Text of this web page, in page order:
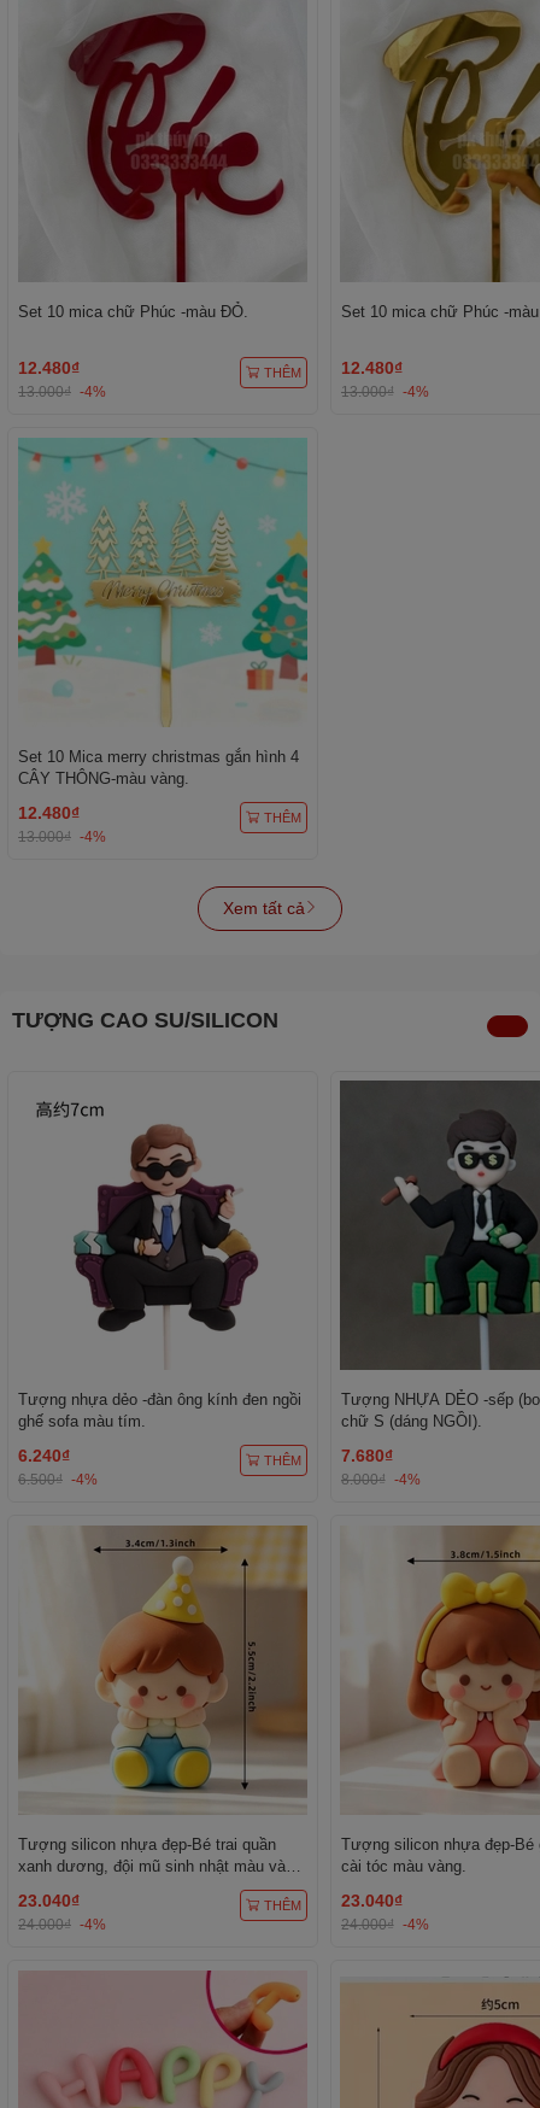
Set 10 mica chữ Phúc -màu ĐỎ.
12.480₫
13.000₫ -4%
THÊM
Set 10 mica chữ Phúc -
12.480₫
13.000₫ -4%
Set 10 Mica merry christmas gắn hình 4
CÂY THÔNG-màu vàng.
12.480₫
13.000₫ -4%
THÊM
Xem tất cả
TƯỢNG CAO SU/SILICON
Tượng nhựa dẻo -đàn ông kính đen ngồi
ghế sofa màu tím.
6.240₫
6.500₫ -4%
THÊM
Tượng NHỰA DẺO -sếp
chữ S (dáng NGỒI).
7.680₫
8.000₫ -4%
Tượng silicon nhựa đẹp-Bé trai quần
xanh dương, đội mũ sinh nhật màu vàng
23.040₫
24.000₫ -4%
THÊM
Tượng silicon nhựa đẹp-Bé
cài tóc màu vàng.
23.040₫
24.000₫ -4%